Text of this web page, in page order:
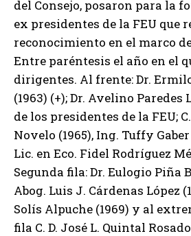
del Consejo, posaron para la
ex presidentes de la FEU que
reconocimiento en el marco
Entre paréntesis el año en el
dirigentes. Al frente: Dr.
(1963) (+); Dr. Avelino Paredes
de los presidentes de la FEU;
Novelo (1965), Ing. Tuffy
Lic. en Eco. Fidel Rodríguez
Segunda fila: Dr. Eulogio Piña
Abog. Luis J. Cárdenas López
Solís Alpuche (1969) y al
fila C. D. José L. Quintal